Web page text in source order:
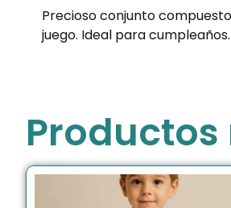
Precioso conjunto
juego. Ideal para cumpleaños.